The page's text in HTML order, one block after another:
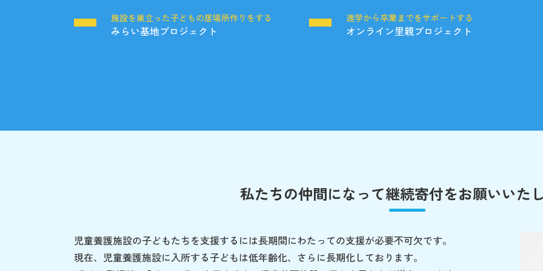
施設を巣立った子どもの居場所作りをする
みらい基地プロジェクト
進学から卒業までをサポートする
オンライン里親プロジェクト
私たちの仲間になって継続寄付をお願いいた
児童養護施設の子どもたちを支援するには長期間にわたっての支援が必要不可欠です。
現在、児童養護施設に入所する子どもは低年齢化、さらに長期化しております。